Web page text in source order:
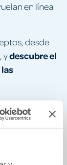
en línea
desde
ydescubre el